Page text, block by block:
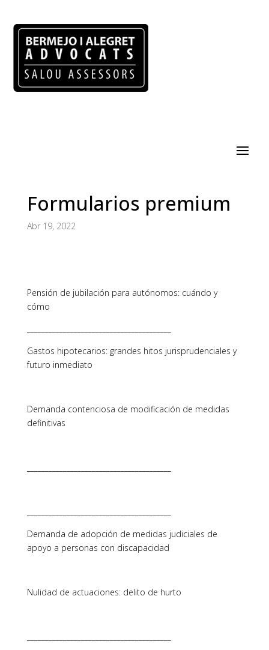
Formularios premium
Abr 19, 2022
Pensión de jubilación para autónomos: cuándo y
cómo
Gastos hipotecarios: grandes hitos jurisprudenciales y
futuro inmediato
Demanda contenciosa de modificación de medidas
definitivas
Demanda de adopción de medidas judiciales de
apoyo a personas con discapacidad
Nulidad de actuaciones: delito de hurto